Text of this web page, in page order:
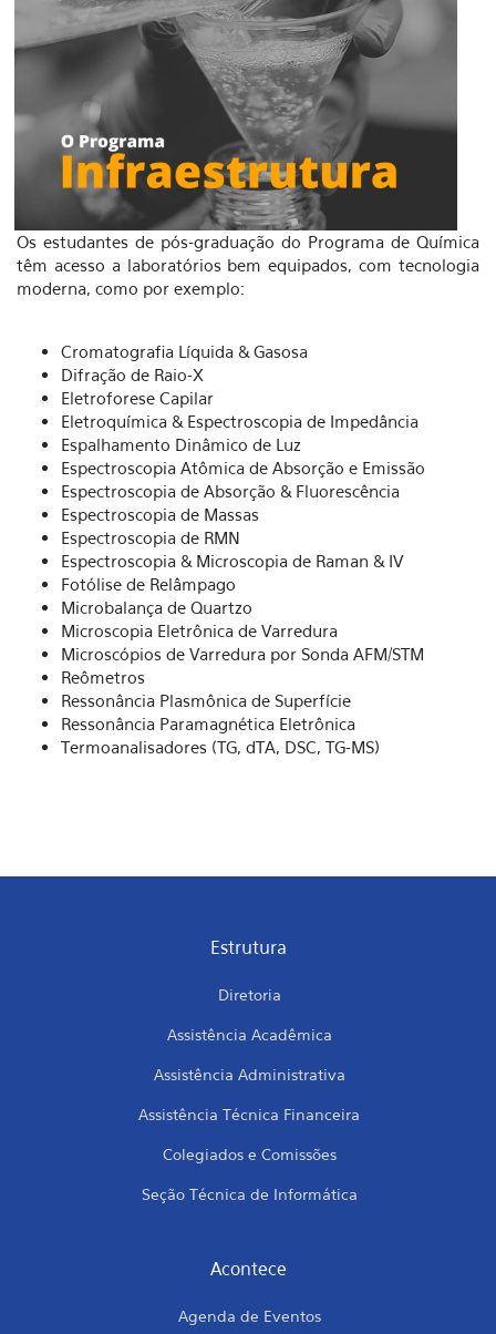
Os estudantes de pós-graduação do Programa de Química
têm acesso a laboratórios bem equipados, com tecnologia
moderna, como por exemplo:
Cromatografia Líquida & Gasosa
Difração de Raio-X
Eletroforese Capilar
Eletroquímica & Espectroscopia de Impedância
Espalhamento Dinâmico de Luz
Espectroscopia Atômica de Absorção e Emissão
Espectroscopia de Absorção & Fluorescência
Espectroscopia de Massas
Espectroscopia de RMN
Espectroscopia & Microscopia de Raman & IV
Fotólise de Relâmpago
Microbalança de Quartzo
Microscopia Eletrônica de Varredura
Microscópios de Varredura por Sonda AFM/STM
Reômetros
Ressonância Plasmônica de Superfície
Ressonância Paramagnética Eletrônica
Termoanalisadores (TG, dTA, DSC, TG-MS)
Estrutura
Diretoria
Assistência Acadêmica
Assistência Administrativa
Assistência Técnica Financeira
Colegiados e Comissões
Seção Técnica de Informática
Acontece
Agenda de Eventos